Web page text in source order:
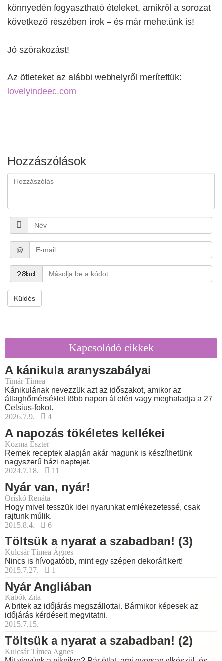
könnyedén fogyasztható ételeket, amikről a sorozat
következő részében írok – és már mehetünk is!
Jó szórakozást!
Az ötleteket az alábbi webhelyről merítettük:
lovelyindeed.com
Hozzászólások
@
Küldés
Kapcsolódó cikkek
A kánikula aranyszabályai
Timár Tímea
Kánikulának nevezzük azt az időszakot, amikor az
átlaghőmérséklet több napon át eléri vagy meghaladja a 27
Celsius-fokot.
2026.7.9.
4
A napozás tökéletes kellékei
Kozma Eszter
Remek receptek alapján akár magunk is készíthetünk
nagyszerű házi naptejet.
2024.7.18.
11
Nyár van, nyár!
Oriskó Renáta
Hogy mivel tesszük idei nyarunkat emlékezetessé, csak
rajtunk múlik.
2015.8.4.
6
Töltsük a nyarat a szabadban! (3)
Kulcsár Tímea Ágnes
Nincs is hívogatóbb, mint egy szépen dekorált kert!
2015.7.27.
1
Nyár Angliában
Kabók Zita
A britek az időjárás megszállottai. Bármikor képesek az
időjárás kérdéseit megvitatni.
2015.7.15.
Töltsük a nyarat a szabadban! (2)
Kulcsár Tímea Ágnes